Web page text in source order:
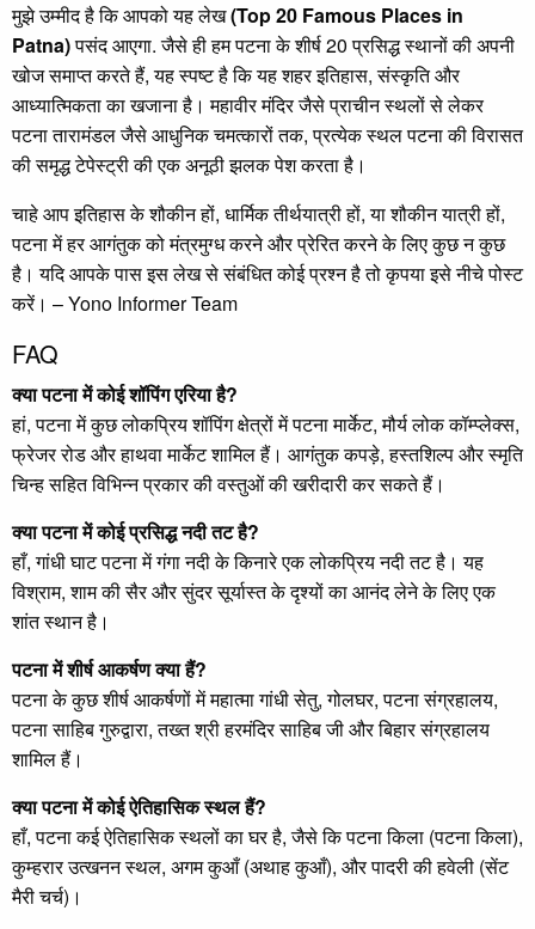
मुझे उम्मीद है कि आपको यह लेख(Top 20 Famous Places in
Patna)पसंद आएगा. जैसे ही हम पटना के शीर्ष 20 प्रसिद्ध स्थानों की अपनी
खोज समाप्त करते हैं, यह स्पष्ट है कि यह शहर इतिहास, संस्कृति और
आध्यात्मिकता का खजाना है। महावीर मंदिर जैसे प्राचीन स्थलों से लेकर
पटना तारामंडल जैसे आधुनिक चमत्कारों तक, प्रत्येक स्थल पटना की विरासत
की समृद्ध टेपेस्ट्री की एक अनूठी झलक पेश करता है।
चाहे आप इतिहास के शौकीन हों, धार्मिक तीर्थयात्री हों, या शौकीन यात्री हों,
पटना में हर आगंतुक को मंत्रमुग्ध करने और प्रेरित करने के लिए कुछ न कुछ
है। यदि आपके पास इस लेख से संबंधित कोई प्रश्न है तो कृपया इसे नीचे पोस्ट
करें। – Yono Informer Team
FAQ
क्या पटना में कोई शॉपिंग एरिया है?
हां, पटना में कुछ लोकप्रिय शॉपिंग क्षेत्रों में पटना मार्केट, मौर्य लोक कॉम्प्लेक्स,
फ्रेजर रोड और हाथवा मार्केट शामिल हैं। आगंतुक कपड़े, हस्तशिल्प और स्मृति
चिन्ह सहित विभिन्न प्रकार की वस्तुओं की खरीदारी कर सकते हैं।
क्या पटना में कोई प्रसिद्ध नदी तट है?
हाँ, गांधी घाट पटना में गंगा नदी के किनारे एक लोकप्रिय नदी तट है। यह
विश्राम, शाम की सैर और सुंदर सूर्यास्त के दृश्यों का आनंद लेने के लिए एक
शांत स्थान है।
पटना में शीर्ष आकर्षण क्या हैं?
पटना के कुछ शीर्ष आकर्षणों में महात्मा गांधी सेतु, गोलघर, पटना संग्रहालय,
पटना साहिब गुरुद्वारा, तख्त श्री हरमंदिर साहिब जी और बिहार संग्रहालय
शामिल हैं।
क्या पटना में कोई ऐतिहासिक स्थल हैं?
हाँ, पटना कई ऐतिहासिक स्थलों का घर है, जैसे कि पटना किला (पटना किला),
कुम्हरार उत्खनन स्थल, अगम कुआँ (अथाह कुआँ), और पादरी की हवेली (सेंट
मैरी चर्च)।